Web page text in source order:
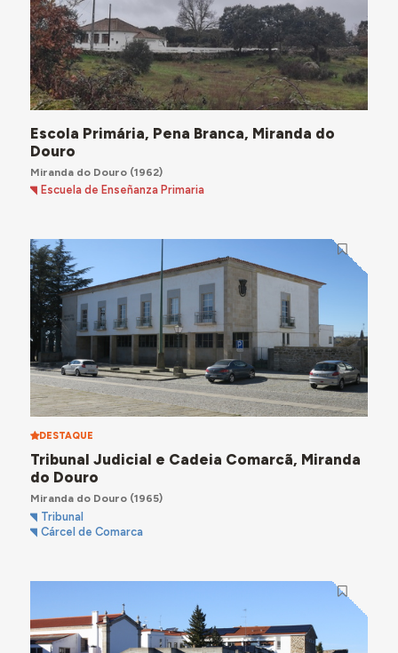
Escola Primária, Pena Branca, Miranda do
Douro
Miranda do Douro(1962)
Escuela de Enseñanza Primaria
DESTAQUE
Tribunal Judicial e Cadeia Comarcã, Miranda
do Douro
Miranda do Douro(1965)
Tribunal
Cárcel de Comarca